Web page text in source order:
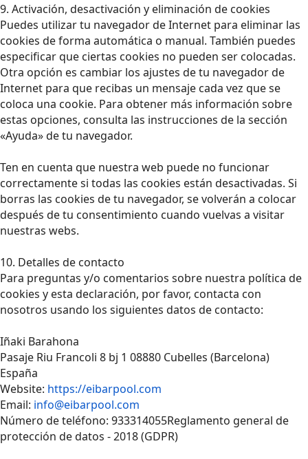
9. Activación, desactivación y eliminación de cookies
Puedes utilizar tu navegador de Internet para eliminar las
cookies de forma automática o manual. También puedes
especificar que ciertas cookies no pueden ser colocadas.
Otra opción es cambiar los ajustes de tu navegador de
Internet para que recibas un mensaje cada vez que se
coloca una cookie. Para obtener más información sobre
estas opciones, consulta las instrucciones de la sección
«Ayuda» de tu navegador.
Ten en cuenta que nuestra web puede no funcionar
correctamente si todas las cookies están desactivadas. Si
borras las cookies de tu navegador, se volverán a colocar
después de tu consentimiento cuando vuelvas a visitar
nuestras webs.
10. Detalles de contacto
Para preguntas y/o comentarios sobre nuestra política de
cookies y esta declaración, por favor, contacta con
nosotros usando los siguientes datos de contacto:
Iñaki Barahona
Pasaje Riu Francoli 8 bj 1 08880 Cubelles (Barcelona)
España
Website: https://eibarpool.com
Email: info@eibarpool.com
Número de teléfono: 933314055Reglamento general de
protección de datos - 2018 (GDPR)